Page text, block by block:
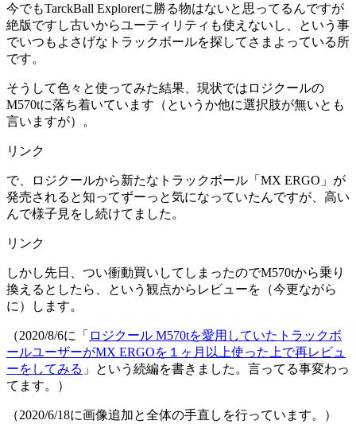
今でもTarckBall Explorerに勝る物はないと思ってるんですが
絶版ですし古いからユーティリティも使えないし、という事
でいつもよさげなトラックボールを探してさまよっている所
です。
そうして色々と使ってみた結果、現状ではロジクールの
M570tに落ち着いています（というか他に選択肢が無いとも
言いますが）。
リンク
で、ロジクールから新たなトラックボール「MX ERGO」が
発売されると知ってずーっと気になっていたんですが、高い
んで様子見をし続けてました。
リンク
しかし先日、つい衝動買いしてしまったのでM570tから乗り
換えるとしたら、という観点からレビューを（今更ながら
に）します。
（2020/8/6に「 ロジクール M570tを愛用していたトラックボ
ールユーザーがMX ERGOを１ヶ月以上使った上で再レビュ
ーをしてみる 」という続編を書きました。言ってる事変わっ
てます。）
（2020/6/18に画像追加と全体の手直しを行っています。）